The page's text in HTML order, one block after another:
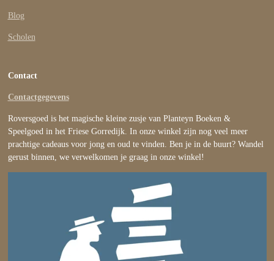
Blog
Scholen
Contact
Contactgegevens
Roversgoed is het magische kleine zusje van Planteyn Boeken &
Speelgoed in het Friese Gorredijk. In onze winkel zijn nog veel meer
prachtige cadeaus voor jong en oud te vinden. Ben je in de buurt? Wandel
gerust binnen, we verwelkomen je graag in onze winkel!